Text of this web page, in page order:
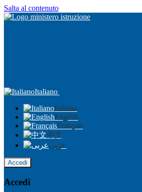
Salta al contenuto
Italiano
Italiano
English
Français
中文
عربى
Accedi
Accedi